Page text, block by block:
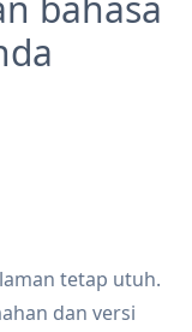
tetap utuh.
dan versi